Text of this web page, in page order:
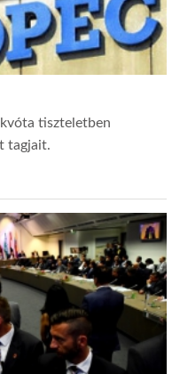
tiszteletben
tagjait.